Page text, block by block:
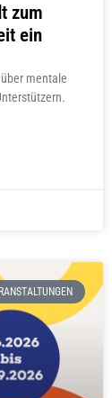
zum
ein
mentale